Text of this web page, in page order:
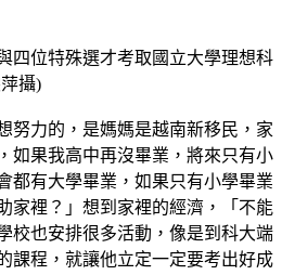
四位特殊選才考取國立大學理想科
攝)
努力的，是媽媽是越南新移民，家
如果我高中再沒畢業，將來只有小
都有大學畢業，如果只有小學畢業
家裡？」想到家裡的經濟，「不能
校也安排很多活動，像是到科大端
課程，就讓他立定一定要考出好成